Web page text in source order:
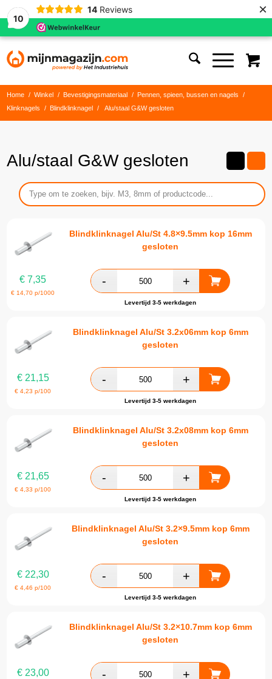
10
14 Reviews ×
Home / Winkel / Bevestigingsmateriaal / Pennen, spieen, bussen en nagels
/
Klinknagels
/ Blindklinknagel / Alu/staal G&W gesloten
Alu/staal G&W gesloten
Blindklinknagel Alu/St 4.8×9.5mm kop 16mm
gesloten
€ 7,35
€ 14,70 p/1000
Levertijd 3-5 werkdagen
Blindklinknagel Alu/St 3.2x06mm kop 6mm
gesloten
€21,15
€4,23 p/100
Levertijd 3-5 werkdagen
Blindklinknagel Alu/St 3.2x08mm kop 6mm
gesloten
€21,65
€4,33 p/100
Levertijd 3-5 werkdagen
Blindklinknagel Alu/St 3.2×9.5mm kop 6mm
gesloten
€22,30
€4,46 p/100
Levertijd 3-5 werkdagen
Blindklinknagel Alu/St 3.2×10.7mm kop 6mm
gesloten
€23,00